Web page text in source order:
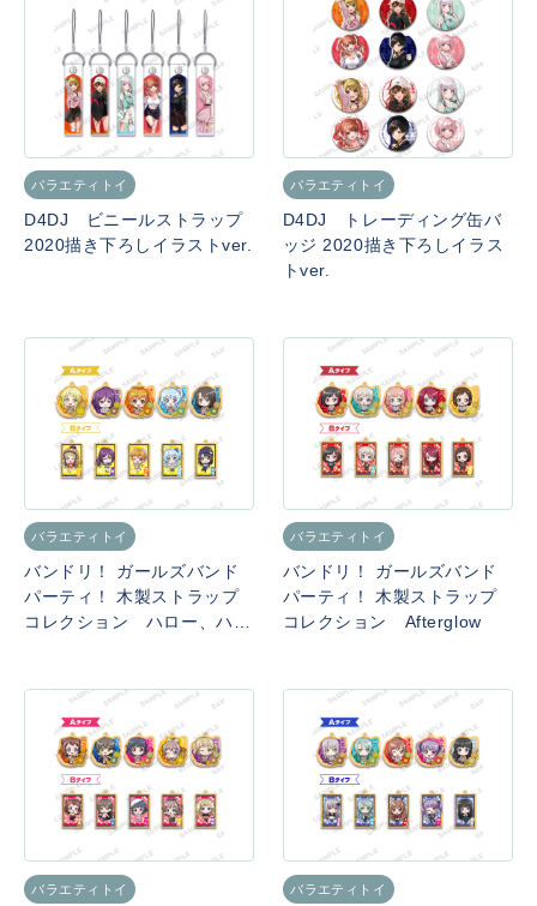
バラエティトイ
D4DJ ビニールストラップ
2020描き下ろしイラストver.
バラエティトイ
D4DJ トレーディング缶バ
ッジ 2020描き下ろしイラス
トver.
バラエティトイ
バンドリ！ ガールズバンド
パーティ！ 木製ストラップ
コレクション ハロー、ハッ
バラエティトイ
バンドリ！ ガールズバンド
パーティ！ 木製ストラップ
コレクション Afterglow
バラエティトイ バラエティトイ